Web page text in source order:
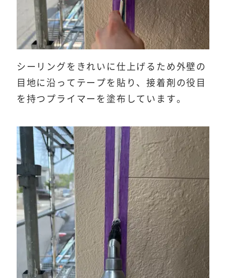
シーリングをきれいに仕上げるため外壁の
目地に沿ってテープを貼り、接着剤の役目
を持つプライマーを塗布しています。